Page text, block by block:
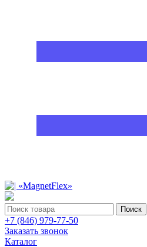
Поиск
+7 (846) 979-77-50
Заказать звонок
Каталог